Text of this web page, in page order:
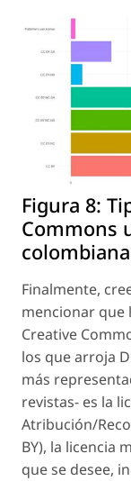
Figura 8:
Commons
Finalmente,
mencionar que
Creative
los que arroja
más
revistas- es la
Atribución/
BY), la licencia
que se desee,